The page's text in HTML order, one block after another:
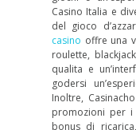
Casino Italia e
del gioco
casino offre una
roulette,
qualita e
godersi
Inoltre,
promozioni per i
bonus di